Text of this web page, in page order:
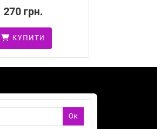
270 грн.
КУПИТИ
Ок